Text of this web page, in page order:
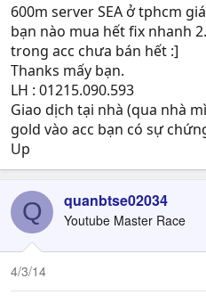
600m server SEA ở tphcm
bạn nào mua hết fix nhanh
trong acc chưa bán hết :]
Thanks mấy bạn.
LH : 01215.090.593
Giao dịch tại nhà (qua nhà
gold vào acc bạn có sự
Up
Q quanbtse02034
Youtube Master Race
4/3/14